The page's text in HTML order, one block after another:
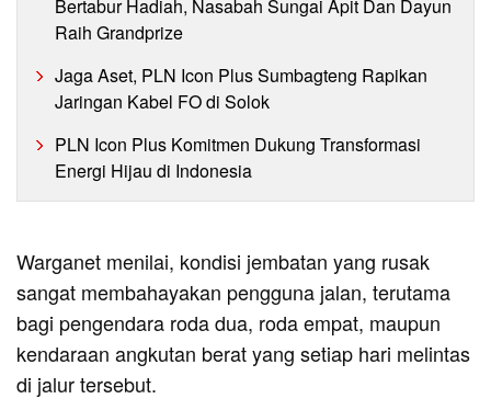
Bertabur Hadiah, Nasabah Sungai Apit Dan Dayun
Raih Grandprize
Jaga Aset, PLN Icon Plus Sumbagteng Rapikan
Jaringan Kabel FO di Solok
PLN Icon Plus Komitmen Dukung Transformasi
Energi Hijau di Indonesia
Warganet menilai, kondisi jembatan yang rusak
sangat membahayakan pengguna jalan, terutama
bagi pengendara roda dua, roda empat, maupun
kendaraan angkutan berat yang setiap hari melintas
di jalur tersebut.